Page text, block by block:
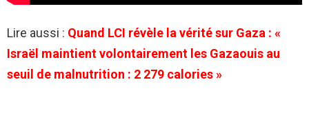
Lire aussi : Quand LCI révèle la vérité sur Gaza : «
Israël maintient volontairement les Gazaouis au
seuil de malnutrition : 2 279 calories »